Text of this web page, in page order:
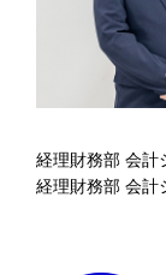
経理財務部 会
経理財務部 会